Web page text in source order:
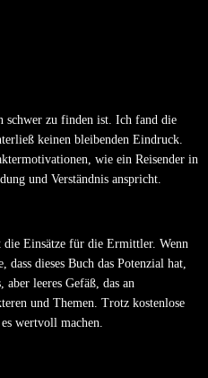
schwer zu finden ist. Ich fand die
keinen bleibenden Eindruck.
wie ein Reisender in
und Verständnis anspricht.
Einsätze für die Ermittler. Wenn
dieses Buch das Potenzial hat,
leeres Gefäß, das an
und Themen. Trotz kostenlose
wertvoll machen.